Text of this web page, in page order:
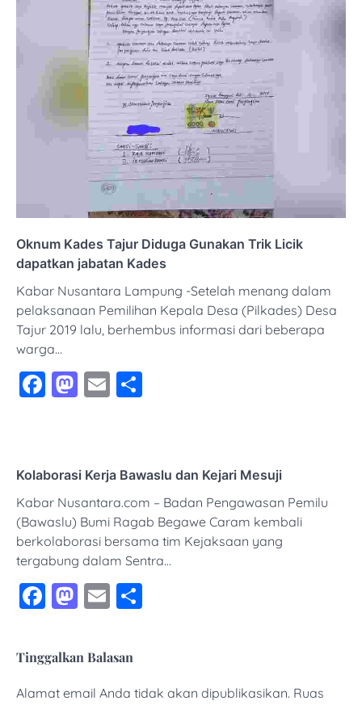
Oknum Kades Tajur Diduga Gunakan Trik Licik
dapatkan jabatan Kades
Kabar Nusantara Lampung -Setelah menang dalam
pelaksanaan Pemilihan Kepala Desa (Pilkades) Desa
Tajur 2019 lalu, berhembus informasi dari beberapa
warga…
Facebook
Mastodon
Email
Kolaborasi Kerja Bawaslu dan Kejari Mesuji
Kabar Nusantara.com – Badan Pengawasan Pemilu
(Bawaslu) Bumi Ragab Begawe Caram kembali
berkolaborasi bersama tim Kejaksaan yang
tergabung dalam Sentra…
Facebook
Mastodon
Email
Tinggalkan Balasan
Alamat email Anda tidak akan dipublikasikan. Ruas